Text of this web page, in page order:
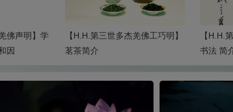
佛工巧明】
【H.H.第三世多杰羌佛工巧明】
书法 简介
【H.H.
瓷砖——